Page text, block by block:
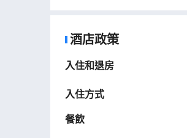
酒店政策
入住和退房
入住方式
餐飲